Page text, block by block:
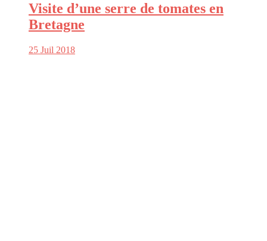
Visite d’une serre de tomates en
Bretagne
25 Juil 2018